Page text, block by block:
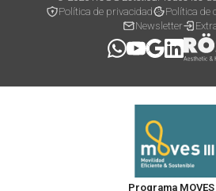
Política de privacidad
Política de
Newsletter
Programa MOVES